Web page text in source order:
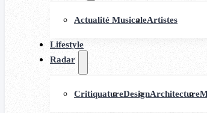
Actualité MusicaleArtistes
Lifestyle
Radar
CritiquatureDesignArchitecture